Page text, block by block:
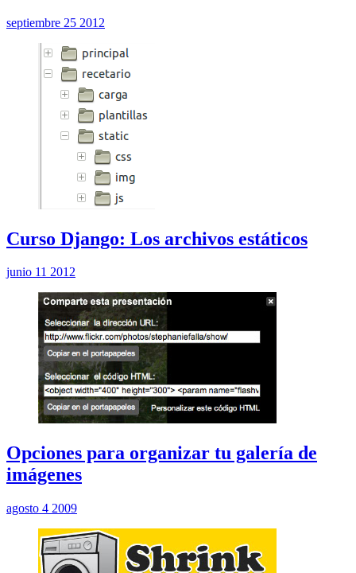
septiembre 25 2012
Curso Django: Los archivos estáticos
junio 11 2012
Opciones para organizar tu galería de
imágenes
agosto 4 2009